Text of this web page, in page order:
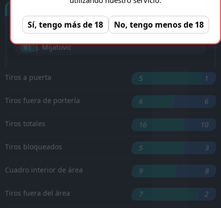
R. Nzingoula '17 ︎
'61 ︎ J. Mijatovic
Tiros a puerta 5 1
Tiros fuera de portería 6 6
Tiros totales 16 10
Tiros bloqueados 5 3
Cuadro interior de área 9 8
Tiros fuera del área 7 2
Sí, tengo más de 18 No, tengo menos de 18